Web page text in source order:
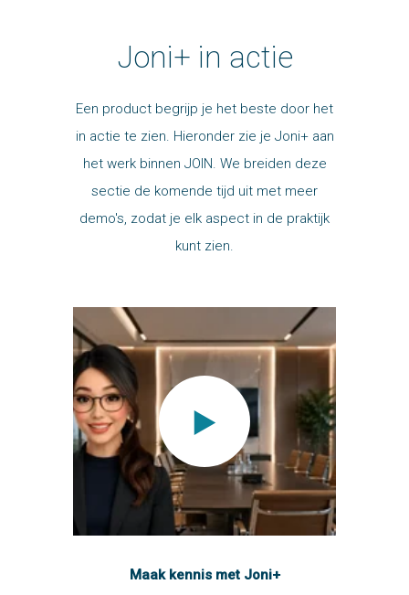
Joni+ in actie
Een product begrijp je het beste door het
in actie te zien. Hieronder zie je Joni+ aan
het werk binnen JOIN. We breiden deze
sectie de komende tijd uit met meer
demo's, zodat je elk aspect in de praktijk
kunt zien.
Maak kennis met Joni+